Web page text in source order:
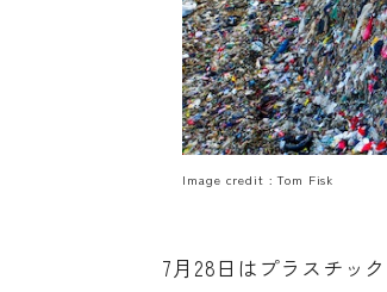
Image credit :Tom Fisk
7月28日はプラスチッ